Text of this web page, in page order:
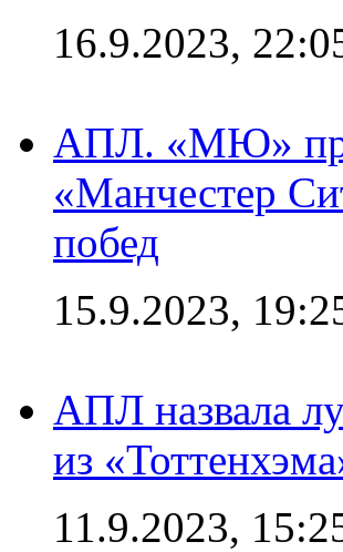
16.9.2023,
АПЛ. «МЮ»
«Манчестер
побед
15.9.2023,
АПЛ назвала
из
11.9.2023,